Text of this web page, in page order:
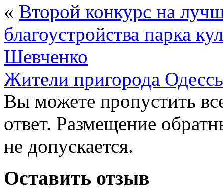
« Второй конкурс на
благоустройства парка
Шевченко
Жители пригорода
Вы можете пропустить
ответ. Размещение
не допускается.
Оставить отзыв